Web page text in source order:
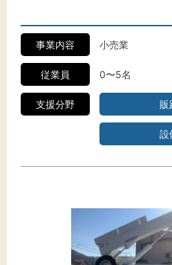
事業内容 小売業
従業員 0〜5名
支援分野 販
設